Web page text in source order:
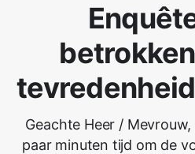
Geachte Heer /
paar minuten tijd om de